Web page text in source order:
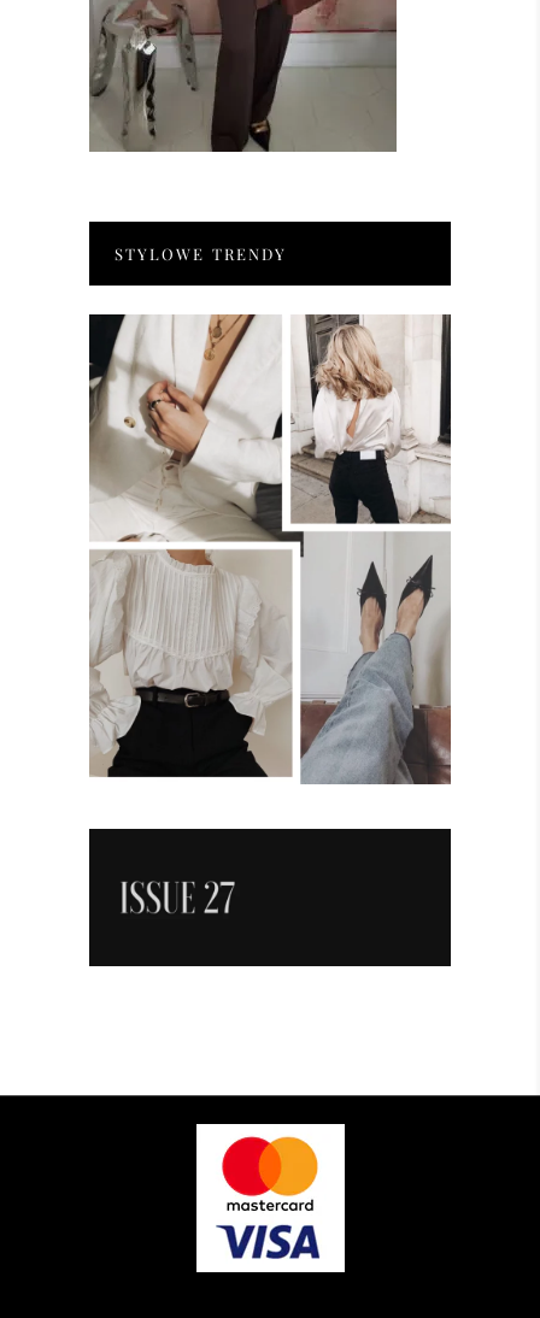
STYLOWE TRENDY